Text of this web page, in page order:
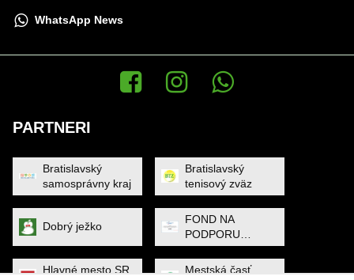
WhatsApp News
Facebook Instagram WhatsApp News
PARTNERI
Bratislavský
samosprávny kraj
Bratislavský
tenisový zväz
Dobrý ježko
FOND NA
PODPORU
ŠPORTU
Hlavné mesto SR
Mestská časť